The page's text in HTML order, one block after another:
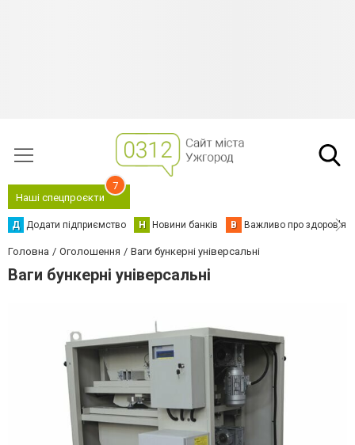
Наші спецпроєкти
7
Д Додати підприємство Н Новини банків В Важливо про здоров'я
Головна Оголошення Ваги бункерні універсальні
Ваги бункерні універсальні